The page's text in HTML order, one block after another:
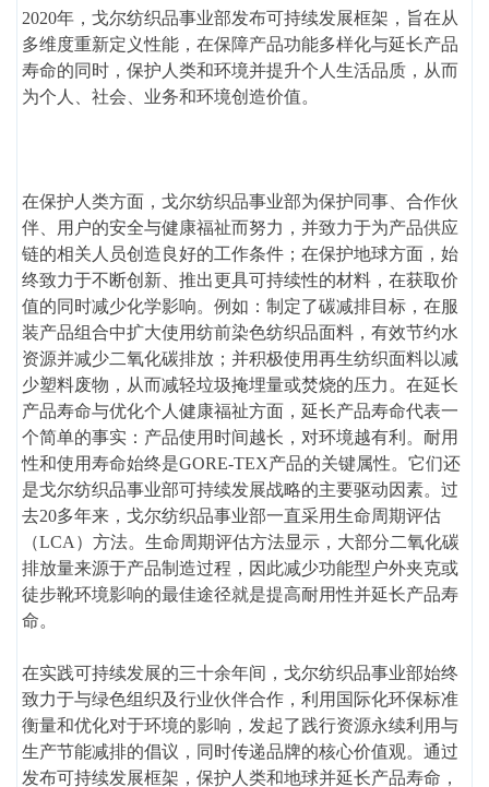
2020年，戈尔纺织品事业部发布可持续发展框架，旨在从
多维度重新定义性能，在保障产品功能多样化与延长产品
寿命的同时，保护人类和环境并提升个人生活品质，从而
为个人、社会、业务和环境创造价值。
在保护人类方面，戈尔纺织品事业部为保护同事、合作伙
伴、用户的安全与健康福祉而努力，并致力于为产品供应
链的相关人员创造良好的工作条件；在保护地球方面，始
终致力于不断创新、推出更具可持续性的材料，在获取价
值的同时减少化学影响。例如：制定了碳减排目标，在服
装产品组合中扩大使用纺前染色纺织品面料，有效节约水
资源并减少二氧化碳排放；并积极使用再生纺织面料以减
少塑料废物，从而减轻垃圾掩埋量或焚烧的压力。在延长
产品寿命与优化个人健康福祉方面，延长产品寿命代表一
个简单的事实：产品使用时间越长，对环境越有利。耐用
性和使用寿命始终是GORE-TEX产品的关键属性。它们还
是戈尔纺织品事业部可持续发展战略的主要驱动因素。过
去20多年来，戈尔纺织品事业部一直采用生命周期评估
（LCA）方法。生命周期评估方法显示，大部分二氧化碳
排放量来源于产品制造过程，因此减少功能型户外夹克或
徒步靴环境影响的最佳途径就是提高耐用性并延长产品寿
命。
在实践可持续发展的三十余年间，戈尔纺织品事业部始终
致力于与绿色组织及行业伙伴合作，利用国际化环保标准
衡量和优化对于环境的影响，发起了践行资源永续利用与
生产节能减排的倡议，同时传递品牌的核心价值观。通过
发布可持续发展框架，保护人类和地球并延长产品寿命，